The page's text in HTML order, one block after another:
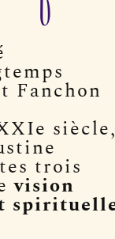
Fanchon
siècle,
trois
vision